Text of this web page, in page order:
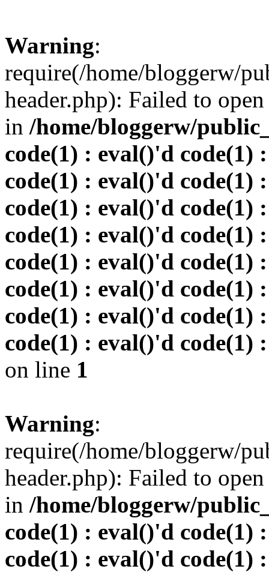
Warning:
require(/home/bloggerw/
header.php): Failed to
in /home/bloggerw/
code(1) : eval()'d code(1)
code(1) : eval()'d code(1)
code(1) : eval()'d code(1)
code(1) : eval()'d code(1)
code(1) : eval()'d code(1)
code(1) : eval()'d code(1)
code(1) : eval()'d code(1)
code(1) : eval()'d code(1)
on line 1
Warning:
require(/home/bloggerw/
header.php): Failed to
in /home/bloggerw/
code(1) : eval()'d code(1)
code(1) : eval()'d code(1)